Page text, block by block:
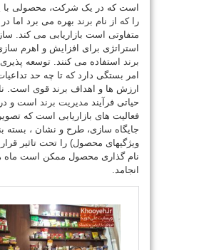
است که در یک شرکت، محصولی
را که از نام برند بهره می برد اما
متفاوتی است بازاریابی می کند.
استراتژی برای افزایش و اهرم
برند
استفاده می کنند. توسعه
امر بستگی دارد که تا چه حد
ارزش ها و اهداف برند قوی است.
حیاتی فرآیند مدیریت برند است و
فعالیت های بازاریابی است که تصویر
جایگاه سازی، طرح و نشان ، بسته
ویژگیهای محصول) را تحت تاثیر
نام گذاری محصول ممکن است ماه
انجامد.